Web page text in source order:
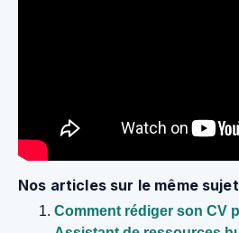
Nos articles sur le même
Comment rédiger son CV